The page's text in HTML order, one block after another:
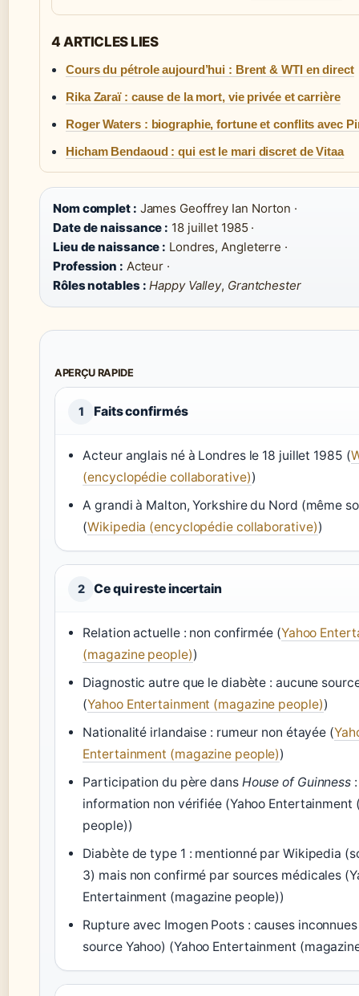
4 ARTICLES LIES
Cours du pétrole aujourd’hui : Brent & WTI en direct
Rika Zaraï : cause de la mort, vie privée et carrière
Roger Waters : biographie, fortune et conflits avec
Hicham Bendaoud : qui est le mari discret de Vitaa
Nom complet : James Geoffrey Ian Norton ·
Date de naissance : 18 juillet 1985 ·
Lieu de naissance : Londres, Angleterre ·
Profession : Acteur ·
Rôles notables : Happy Valley, Grantchester
APERÇU RAPIDE
1 Faits confirmés
Acteur anglais né à Londres le 18 juillet 1985 (
(encyclopédie collaborative))
A grandi à Malton, Yorkshire du Nord (même
(Wikipedia (encyclopédie collaborative))
2 Ce qui reste incertain
Relation actuelle : non confirmée (Yahoo
(magazine people))
Diagnostic autre que le diabète : aucune
(Yahoo Entertainment (magazine people))
Nationalité irlandaise : rumeur non étayée (
Entertainment (magazine people))
Participation du père dans House of Guinness :
information non vérifiée (Yahoo Entertainment
people))
Diabète de type 1 : mentionné par Wikipedia
3) mais non confirmé par sources médicales
Entertainment (magazine people))
Rupture avec Imogen Poots : causes
source Yahoo) (Yahoo Entertainment